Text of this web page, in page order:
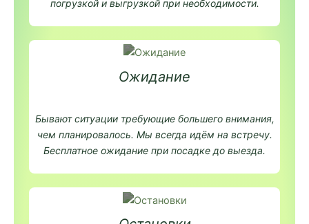
погрузкой и выгрузкой при необходимости.
Ожидание
Бывают ситуации требующие большего внимания,
чем планировалось. Мы всегда идём на встречу.
Бесплатное ожидание при посадке до выезда.